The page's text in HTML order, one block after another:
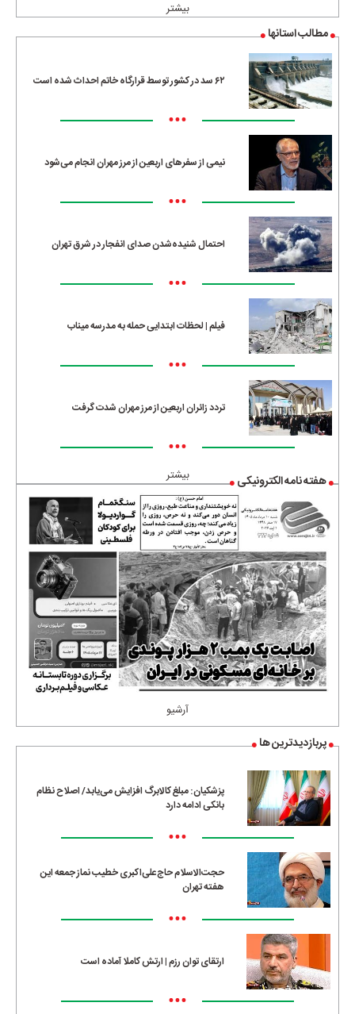
بیشتر
مطالب استانها
۶۲ سد در کشور توسط قرارگاه خاتم احداث شده است
•••
نیمی از سفرهای اربعین از مرز مهران انجام می‌شود
•••
احتمال شنیده‌شدن صدای انفجار در شرق تهران
•••
فیلم | لحظات ابتدایی حمله به مدرسه میناب
•••
تردد زائران اربعین از مرز مهران شدت گرفت
•••
بیشتر هفته نامه الکترونیکی
آرشیو
پربازدیدترین ها
پزشکیان: مبلغ کالابرگ افزایش می‌یابد/ اصلاح نظام
بانکی ادامه دارد
•••
حجت‌الاسلام حاج‌علی‌اکبری خطیب نماز جمعه این
هفته تهران
•••
ارتقای توان رزم | ارتش کاملا آماده است
•••